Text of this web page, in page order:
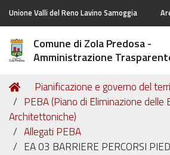
Unione Valli del Reno Lavino Samoggia
Comune di Zola Predosa -
Amministrazione
Tu
sei
qui:
Home
Pianificazione e governo del
PEBA (Piano di Eliminazione delle
Architettoniche)
Allegati PEBA
EA 03 BARRIERE PERCORSI